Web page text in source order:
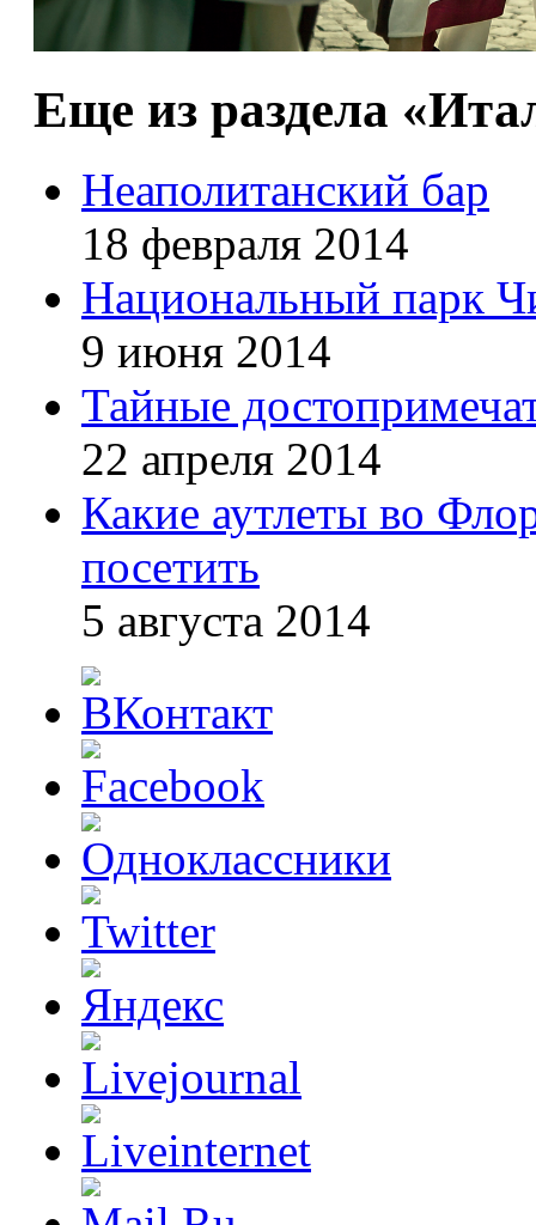
Еще из раздела
Неаполитанский бар
18 февраля 2014
Национальный парк
9 июня 2014
Тайные
22 апреля 2014
Какие аутлеты во
посетить
5 августа 2014